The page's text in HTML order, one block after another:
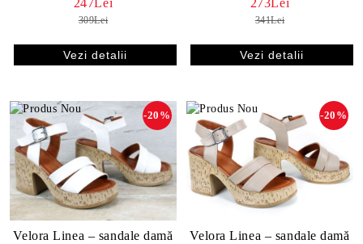
247Lei
309Lei
Vezi detalii
273Lei
341Lei
Vezi detalii
Velora Linea – sandale damă
-20%
Velora Linea – sandale damă
-20%